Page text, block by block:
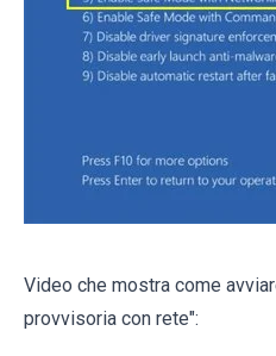
Video che mostra come
provvisoria con rete":